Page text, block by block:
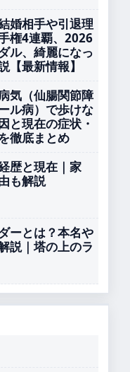
婚相手や引退理
権4連覇、2026
ル、綺麗になっ
【最新情報】
気（仙腸関節障
ル病）で歩けな
と現在の症状・
徹底まとめ
歴と現在｜家
も解説
ーとは？本名や
説｜塔の上のラ